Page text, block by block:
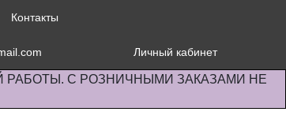
Контакты
Личный кабинет
РАБОТЫ. С РОЗНИЧНЫМИ ЗАКАЗАМИ НЕ